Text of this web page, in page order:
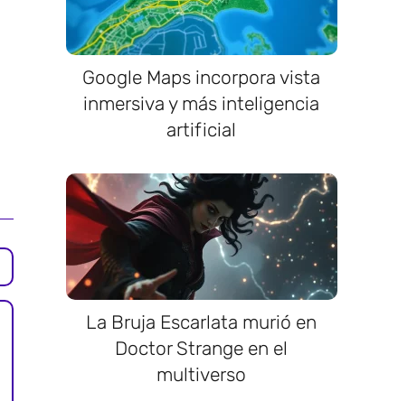
Google Maps incorpora vista
inmersiva y más inteligencia
artificial
La Bruja Escarlata murió en
Doctor Strange en el
multiverso